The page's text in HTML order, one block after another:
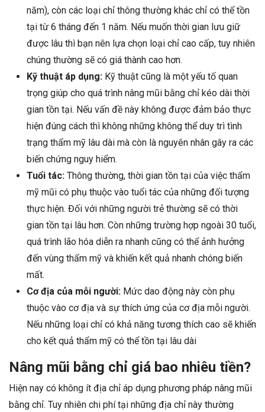
năm), còn các loại chỉ thông thường khác chỉ có thể tồn
tại từ 6 tháng đến 1 năm. Nếu muốn thời gian lưu giữ
được lâu thì bạn nên lựa chọn loại chỉ cao cấp, tuy nhiên
chúng thường sẽ có giá thành cao hơn.
Kỹ thuật áp dụng: Kỹ thuật cũng là một yếu tố quan
trọng giúp cho quá trình nâng mũi bằng chỉ kéo dài thời
gian tồn tại. Nếu vấn đề này không được đảm bảo thực
hiện đúng cách thì không những không thể duy trì tình
trạng thẩm mỹ lâu dài mà còn là nguyên nhân gây ra các
biến chứng nguy hiểm.
Tuổi tác: Thông thường, thời gian tồn tại của việc thẩm
mỹ mũi có phụ thuộc vào tuổi tác của những đối tượng
thực hiện. Đối với những người trẻ thường sẽ có thời
gian tồn tại lâu hơn. Còn những trường hợp ngoài 30 tuổi,
quá trình lão hóa diễn ra nhanh cũng có thể ảnh hưởng
đến vùng thẩm mỹ và khiến kết quả nhanh chóng biến
mất.
Cơ địa của mỗi người: Mức dao động này còn phụ
thuộc vào cơ địa và sự thích ứng của cơ địa mỗi người.
Nếu những loại chỉ có khả năng tương thích cao sẽ khiến
cho kết quả thẩm mỹ có thể tồn tại lâu dài
Nâng mũi bằng chỉ giá bao nhiêu tiền?
Hiện nay có không ít địa chỉ áp dụng phương pháp nâng mũi
bằng chỉ. Tuy nhiên chi phí tại những địa chỉ này thường